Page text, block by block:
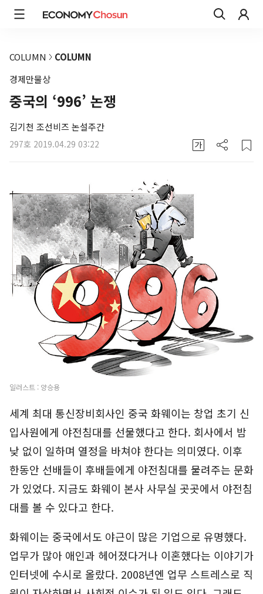
COLUMN
COLUMN
경제만물상
중국의 ‘996’ 논쟁
김기천 조선비즈 논설주간
297호 2019.04.29 03:22
일러스트 : 양승용
세계 최대 통신장비회사인 중국 화웨이는 창업 초기 신
입사원에게 야전침대를 선물했다고 한다. 회사에서 밤
낮 없이 일하며 열정을 바쳐야 한다는 의미였다. 이후
한동안 선배들이 후배들에게 야전침대를 물려주는 문화
가 있었다. 지금도 화웨이 본사 사무실 곳곳에서 야전침
대를 볼 수 있다고 한다.
화웨이는 중국에서도 야근이 많은 기업으로 유명했다.
업무가 많아 애인과 헤어졌다거나 이혼했다는 이야기가
인터넷에 수시로 올랐다. 2008년엔 업무 스트레스로 직